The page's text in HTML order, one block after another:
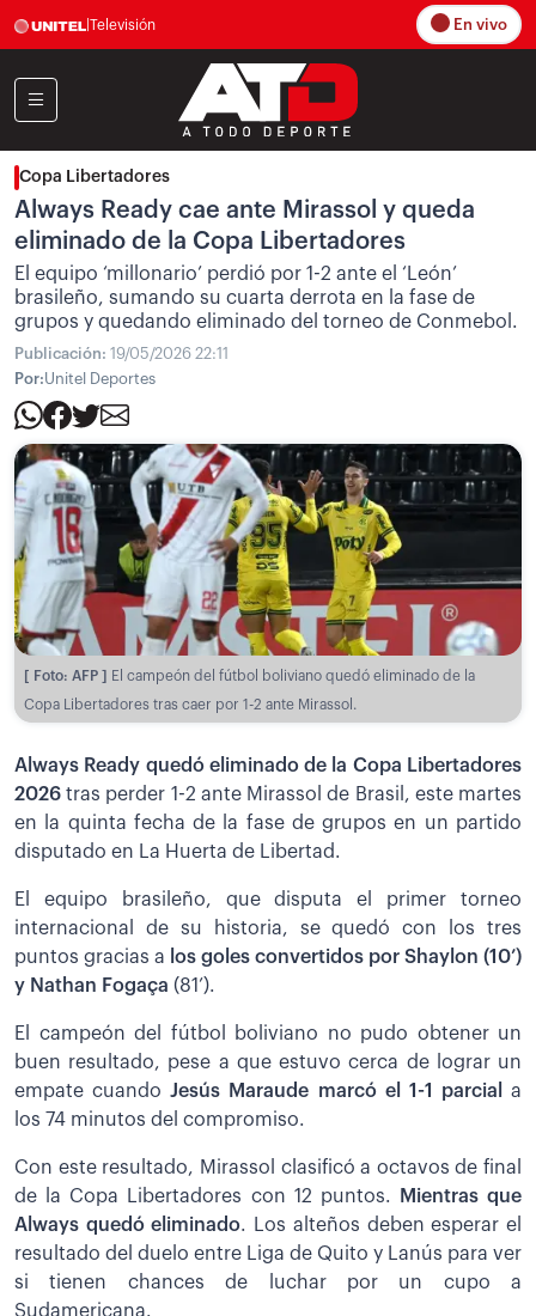
Televisión En vivo
Copa Libertadores
Always Ready cae ante Mirassol y queda
eliminado de la Copa Libertadores
El equipo ‘millonario’ perdió por 1-2 ante el ‘León’
brasileño, sumando su cuarta derrota en la fase de
grupos y quedando eliminado del torneo de Conmebol.
Publicación: 19/05/2026 22:11
Por:Unitel Deportes
[ Foto: AFP ]
El campeón del fútbol boliviano quedó eliminado de la
Copa Libertadores tras caer por 1-2 ante Mirassol.
Always Ready quedó eliminado de la Copa Libertadores
2026 tras perder 1-2 ante Mirassol de Brasil, este martes
en la quinta fecha de la fase de grupos en un partido
disputado en La Huerta de Libertad.
El equipo brasileño, que disputa el primer torneo
internacional de su historia, se quedó con los tres
puntos gracias a los goles convertidos por Shaylon (10’)
y Nathan Fogaça (81’).
El campeón del fútbol boliviano no pudo obtener un
buen resultado, pese a que estuvo cerca de lograr un
empate cuandoJesús Maraude marcó el 1-1 parcial
a
los 74 minutos del compromiso.
Con este resultado, Mirassol clasificó a octavos de final
de la Copa Libertadores con 12 puntos.
Mientras que
Always quedó eliminado. Los alteños deben esperar el
resultado del duelo entre Liga de Quito y Lanús para ver
si tienen chances de luchar por un cupo a
Sudamericana.